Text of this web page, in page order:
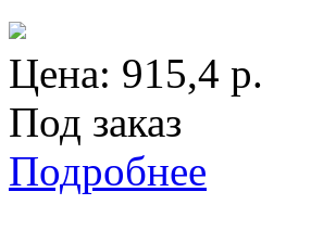
Цена: 915,4 р.
Под заказ
Подробнее